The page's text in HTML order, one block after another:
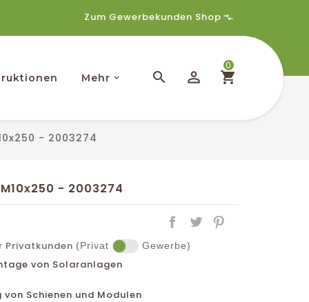
Zum Gewerbekunden Shop
Mehr
0
- 2003274
- 2003274
Privatkunden (Privat Gewerbe)
von Solaranlagen
Schienen und Modulen